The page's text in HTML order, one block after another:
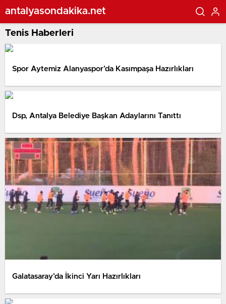
antalyasondakika.net
Tenis Haberleri
Spor Aytemiz Alanyaspor’da Kasımpaşa Hazırlıkları
Dsp, Antalya Belediye Başkan Adaylarını Tanıttı
Galatasaray’da İkinci Yarı Hazırlıkları